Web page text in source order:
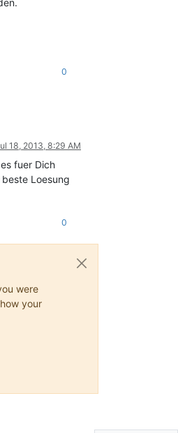
0
18, 2013, 8:29 AM
fuer Dich
Loesung
0
were
your